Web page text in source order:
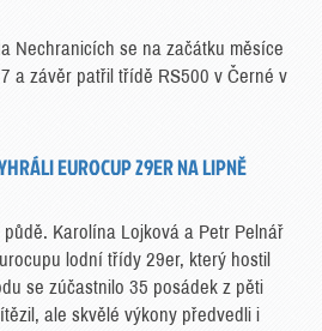
Nechranicích se na začátku měsíce
a závěr patřil třídě RS500 v Černé v
EUROCUP 29ER NA LIPNĚ
Karolína Lojková a Petr Pelnář
lodní třídy 29er, který hostil
se zúčastnilo 35 posádek z pěti
ale skvělé výkony předvedli i